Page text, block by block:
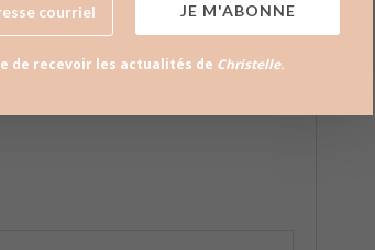
sur le Batch Cooking qui
JE M'ABONNE
de recevoir les actualités de Christelle.